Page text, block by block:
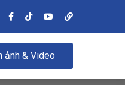
ảnh & Video